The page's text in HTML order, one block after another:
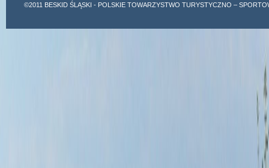
©2011 BESKID ŚLĄSKI - POLSKIE TOWARZYSTWO TURYSTYCZNO –